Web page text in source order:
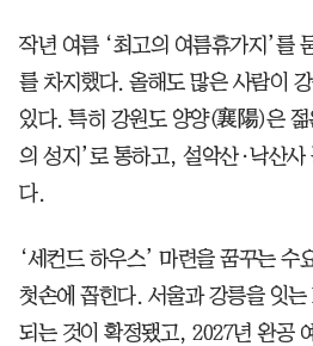
작년 여름 ‘최고의 여름휴가지’를
를 차지했다. 올해도 많은 사람이
있다. 특히 강원도 양양(襄陽)은 젊
의 성지’로 통하고, 설악산·낙산사
다.
‘세컨드 하우스’ 마련을 꿈꾸는 수
첫손에 꼽힌다. 서울과 강릉을 잇
되는 것이 확정됐고, 2027년 완공